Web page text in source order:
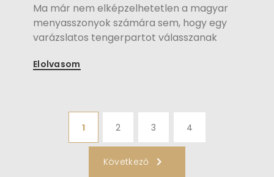
Ma már nem elképzelhetetlen a magyar
menyasszonyok számára sem, hogy egy
varázslatos tengerpartot válasszanak
árnyalata vegyül a tiszta fehér homok
ruha könnyed tüll anyagát – szerintünk
sokan álmodoznak ilyen esküvőről. Mindez
természetesen komoly előkészületet,
szervezést is igényel, hiszen nem minden
menyasszonyi ruha alkalmas egy-egy
Elolvasom
1 2 3 4
Következő